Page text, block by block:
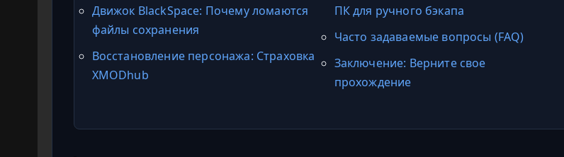
Движок BlackSpace: Почему ломаются
файлы сохранения
Восстановление персонажа: Страховка
XMODhub
ПК для ручного бэкапа
Часто задаваемые вопросы (FAQ)
Заключение: Верните свое
прохождение